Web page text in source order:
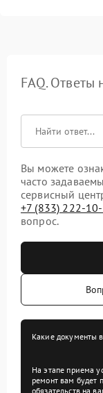
FAQ. Ответы
Вы можете
часто
сервисный
+7 (833) 222-
вопрос.
Какие документы
На этапе приема
ремонт вам будет
обязательств на